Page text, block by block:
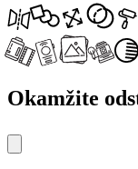
Okamžite